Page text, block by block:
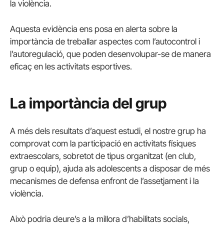
la violència.
Aquesta evidència ens posa en alerta sobre la
importància de treballar aspectes com l’autocontrol i
l’autoregulació, que poden desenvolupar-se de manera
eficaç en les activitats esportives.
La importància del grup
A més dels resultats d’aquest estudi, el nostre grup ha
comprovat com la participació en activitats físiques
extraescolars, sobretot de tipus organitzat (en club,
grup o equip), ajuda als adolescents a disposar de més
mecanismes de defensa enfront de l’assetjament i la
violència.
Això podria deure’s a la millora d’habilitats socials,